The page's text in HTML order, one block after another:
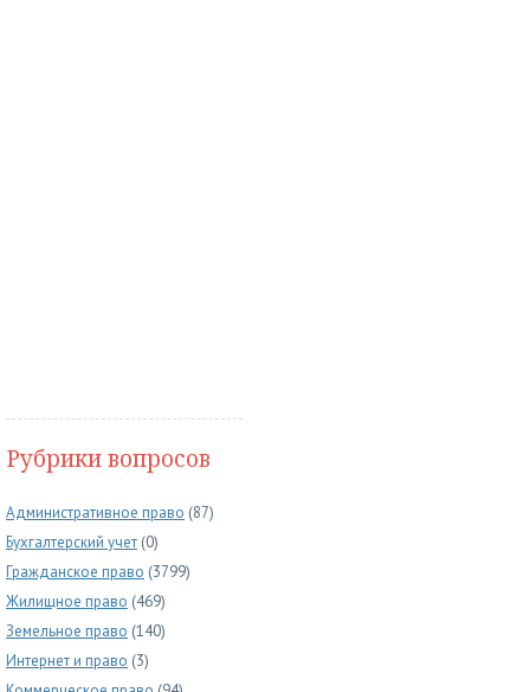
Рубрики вопросов
Административное право (87)
Бухгалтерский учет (0)
Гражданское право (3799)
Жилищное право (469)
Земельное право (140)
Интернет и право (3)